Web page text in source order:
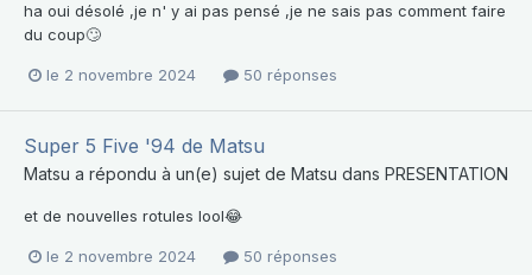
ha oui désolé ,je n' y ai pas pensé ,je ne sais pas comment faire
du coup🙄
le 2 novembre 2024 50 réponses
Super 5 Five '94 de Matsu
Matsu a répondu à un(e) sujet de Matsu dans PRESENTATION
et de nouvelles rotules lool😂
le 2 novembre 2024 50 réponses